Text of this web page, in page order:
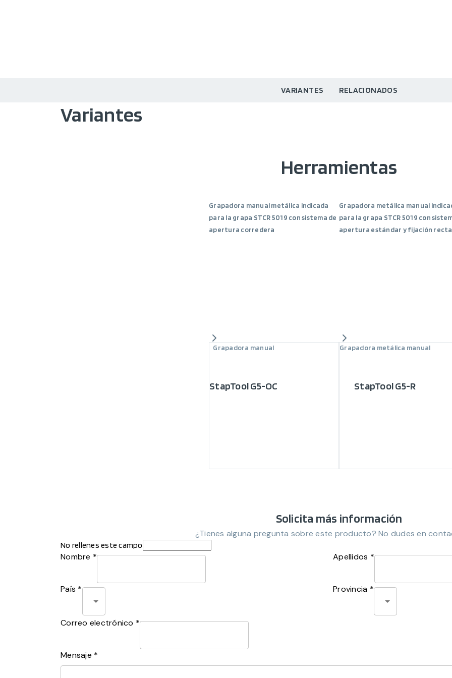
VARIANTES RELACIONADOS
Variantes
Herramientas
Grapadora manual metálica indicada
para la grapa STCR 5019 con sistema de
apertura corredera
Grapadora manual
StapTool G5-OC
Grapadora metálica manual
para la grapa STCR 5019 con
apertura estándar y fijación recta
Grapadora metálica manual
StapTool G5-R
Solicita más información
¿Tienes alguna pregunta sobre este producto? No dudes en
No rellenes este campo
Nombre * Apellidos *
País * Provincia *
Correo electrónico *
Mensaje *